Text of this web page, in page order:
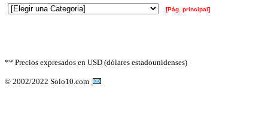
[Pág. principal]
** Precios expresados en USD (dólares estadounidenses)
© 2002/2022 Solo10.com